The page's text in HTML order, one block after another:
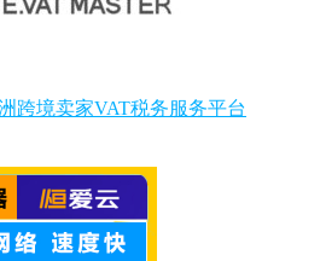
跨境卖家VAT税务服务平台